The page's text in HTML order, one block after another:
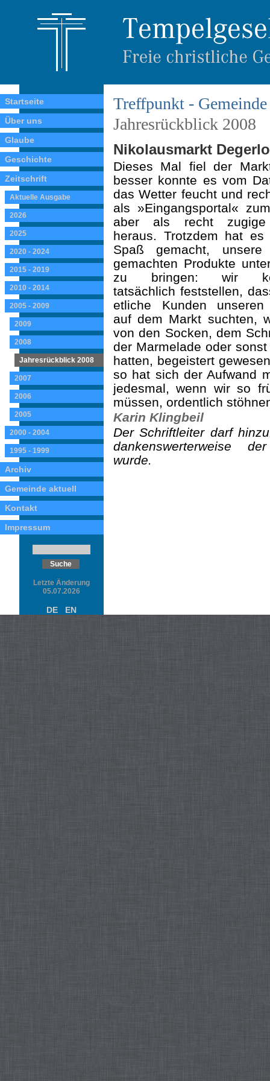
Startseite
Über uns
Glaube
Geschichte
Zeitschrift
Aktuelle Ausgabe
2026
2025
2020 - 2024
2015 - 2019
2010 - 2014
2005 - 2009
2009
2008
Jahresrückblick 2008
2007
2006
2005
2000 - 2004
1995 - 1999
Archiv
Gemeinde aktuell
Kontakt
Impressum
Letzte Änderung
05.07.2026
Treffpunkt -
Jahresrückblick 2008
Nikolausmarkt
Dieses Mal fiel der
besser konnte es vom
das Wetter feucht und
als »Eingangsportal«
aber als recht
heraus. Trotzdem hat es
Spaß gemacht, unsere
gemachten Produkte
zu bringen: wir
tatsächlich feststellen,
etliche Kunden unseren
auf dem Markt suchten,
von den Socken, dem
der Marmelade oder
hatten, begeistert
so hat sich der Aufwand
jedesmal, wenn wir so
müssen, ordentlich
Karin Klingbeil
Der Schriftleiter darf
dankenswerterweise
wurde.
DE EN